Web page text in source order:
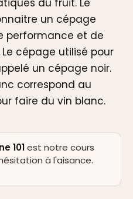
un cépage
performance et de
cépage utilisé pour
un cépage noir.
correspond au
faire du vin blanc.
101est notre cours
à l'aisance.